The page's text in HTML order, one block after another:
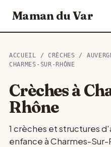
Maman du Var
ACCUEIL / CRÈCHES /
CHARMES-SUR-RHÔNE
Crèches à
Rhône
1 crèches et structures
enfance à Charmes-